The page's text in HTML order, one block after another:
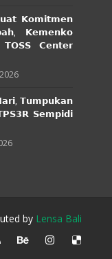
𝗞𝗼𝗺𝗶𝘁𝗺𝗲𝗻
𝗞𝗲𝗺𝗲𝗻𝗸𝗼
𝗧𝗢𝗦𝗦 𝗖𝗲𝗻𝘁𝗲𝗿
𝗧𝘂𝗺𝗽𝘂𝗸𝗮𝗻
𝗦𝗲𝗺𝗽𝗶𝗱𝗶
by Lensa Bali